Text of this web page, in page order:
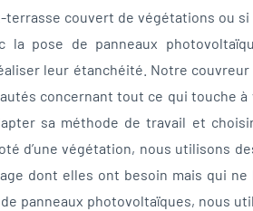
couvert de végétations ou si
pose de panneaux
leur étanchéité. Notre
concernant tout ce qui touche à
sa méthode de travail et
d’une végétation, nous utilisons
dont elles ont besoin mais qui ne
panneaux photovoltaïques, nous